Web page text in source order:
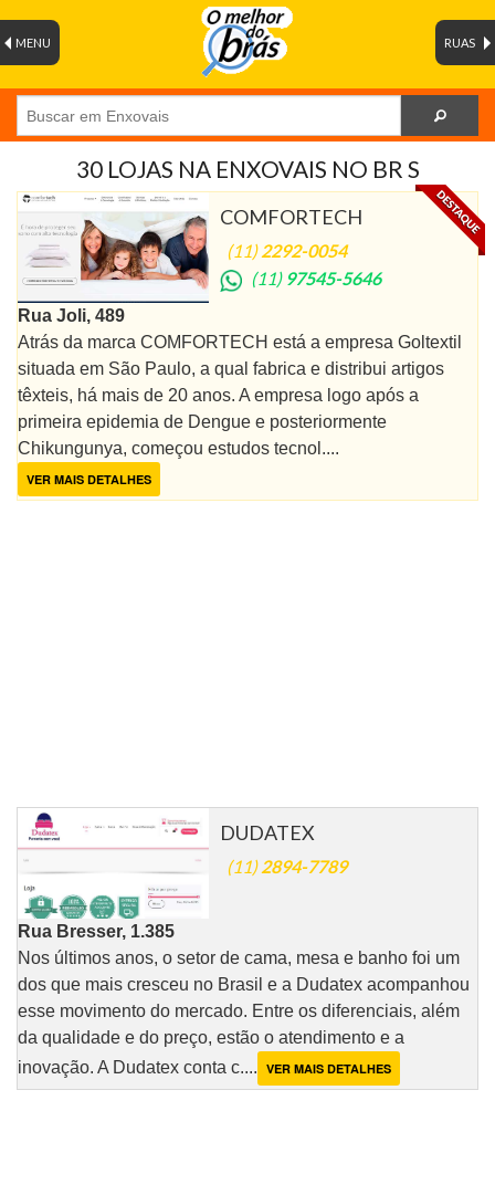
RUAS
MENU
30 LOJAS NA ENXOVAIS NO BR S
COMFORTECH
(11)2292-0054
(11) 97545-5646
Rua Joli, 489
Atrás da marca COMFORTECH está a empresa Goltextil
situada em São Paulo, a qual fabrica e distribui artigos
têxteis, há mais de 20 anos. A empresa logo após a
primeira epidemia de Dengue e posteriormente
Chikungunya, começou estudos tecnol....
VER MAIS DETALHES
DUDATEX
(11)2894-7789
Rua Bresser, 1.385
Nos últimos anos, o setor de cama, mesa e banho foi um
dos que mais cresceu no Brasil e a Dudatex acompanhou
esse movimento do mercado. Entre os diferenciais, além
da qualidade e do preço, estão o atendimento e a
inovação. A Dudatex conta c.... VER MAIS DETALHES